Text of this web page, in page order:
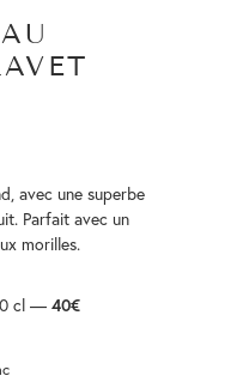
avec une superbe
Parfait avec un
morilles.
cl — 40€